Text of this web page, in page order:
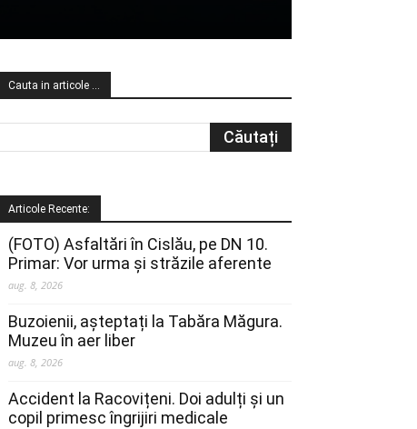
Cauta in articole …
Articole Recente:
(FOTO) Asfaltări în Cislău, pe DN 10.
Primar: Vor urma și străzile aferente
aug. 8, 2026
Buzoienii, așteptați la Tabăra Măgura.
Muzeu în aer liber
aug. 8, 2026
Accident la Racovițeni. Doi adulți și un
copil primesc îngrijiri medicale